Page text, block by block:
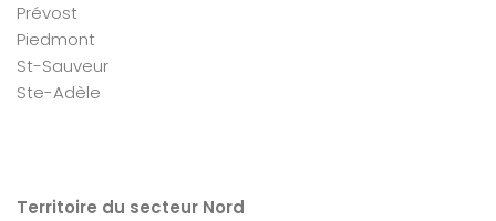
Prévost
Piedmont
St-Sauveur
Ste-Adèle
Territoire du secteur Nord